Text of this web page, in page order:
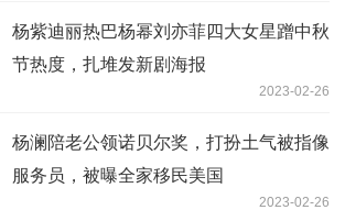
杨紫迪丽热巴杨幂刘亦菲四大女星蹭中秋
节热度，扎堆发新剧海报
2023-02-26
杨澜陪老公领诺贝尔奖，打扮土气被指像
服务员，被曝全家移民美国
2023-02-26